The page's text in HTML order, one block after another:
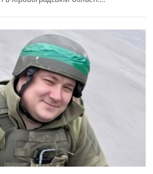
Volkswagen Crafter, який
міста Дніпро, під час виконання
зіткнення з автомобілем Kia
водійки, 1997 року […]